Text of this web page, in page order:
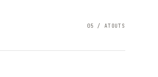
05 / ATOUTS